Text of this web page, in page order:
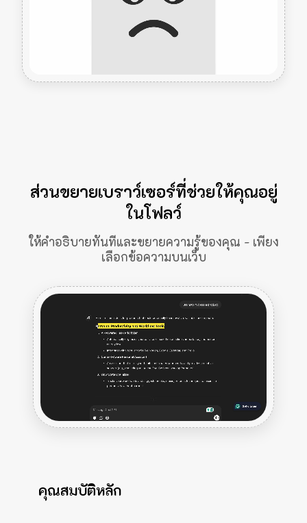
ส่วนขยายเบราว์เซอร์ที่ช่วยให้คุณอยู่
ในโฟลว์
ให้คำอธิบายทันทีและขยายความรู้ของคุณ - เพียง
เลือกข้อความบนเว็บ
คุณสมบัติหลัก